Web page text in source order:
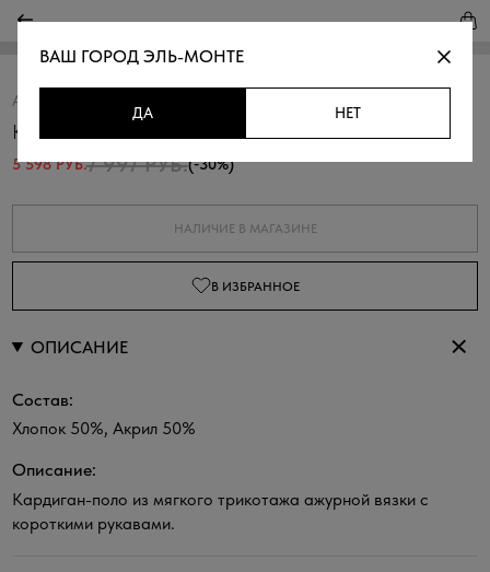
Артикул:
Кардиган-поло ажурной вязки
5 598 РУБ.7 997 РУБ.(-30%)
НАЛИЧИЕ В МАГАЗИНЕ
В ИЗБРАННОЕ
ОПИСАНИЕ
Состав:
Хлопок 50%, Акрил 50%
Описание:
Кардиган-поло из мягкого трикотажа ажурной вязки с
короткими рукавами.
ВАШ ГОРОДЭЛЬ-МОНТЕ
ДА НЕТ